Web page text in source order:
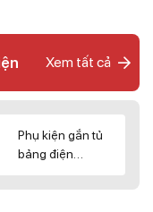
Xem tất cả
Phụ kiện gắn tủ
bảng điện